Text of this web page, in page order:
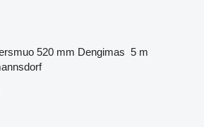
520 mm Dengimas 5 m